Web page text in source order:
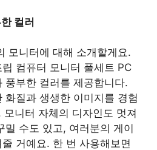
컬러
모니터에 대해 소개할게요.
컴퓨터 모니터 풀세트 PC
풍부한 컬러를 제공합니다.
화질과 생생한 이미지를 경험
니터 자체의 디자인도 멋져
밀 수도 있고, 여러분의 게이
거예요. 한 번 사용해보면